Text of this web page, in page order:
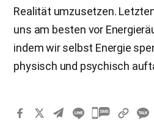
Realität umzusetzen.
uns am besten vor
indem wir selbst Energie
physisch und psychisch
카